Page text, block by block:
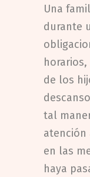
Una
durante
de los
tal
atención
en las
haya